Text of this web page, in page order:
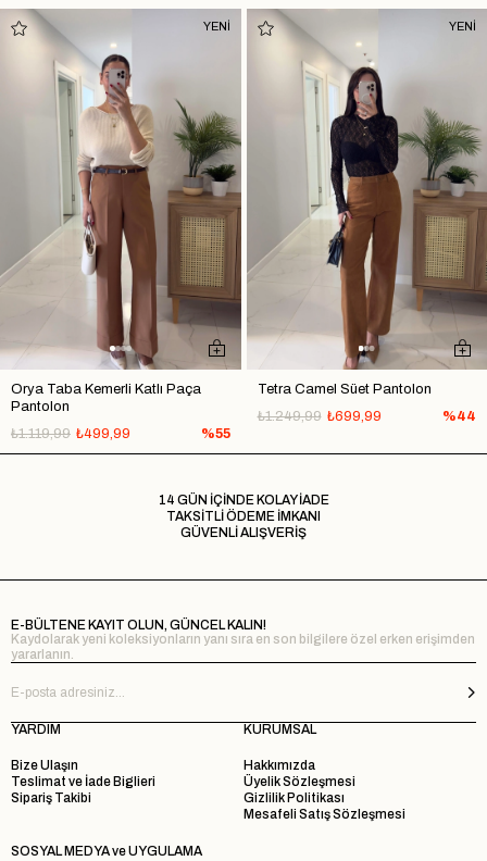
Orya Taba Kemerli Katlı Paça
Pantolon
₺499,99
₺1.119,99 %55
YENİ
Tetra Camel Süet Pantolon
₺699,99
₺1.249,99 %44
YENİ
14 GÜN İÇİNDE KOLAY İADE
TAKSİTLİ ÖDEME İMKANI
GÜVENLİ ALIŞVERİŞ
E-BÜLTENE KAYIT OLUN, GÜNCEL KALIN!
Kaydolarak yeni koleksiyonların yanı sıra en son bilgilere özel erken erişimden
yararlanın.
YARDIM
Bize Ulaşın
Teslimat ve İade Biglieri
Sipariş Takibi
KURUMSAL
Hakkımızda
Üyelik Sözleşmesi
Gizlilik Politikası
Mesafeli Satış Sözleşmesi
SOSYAL MEDYA ve UYGULAMA